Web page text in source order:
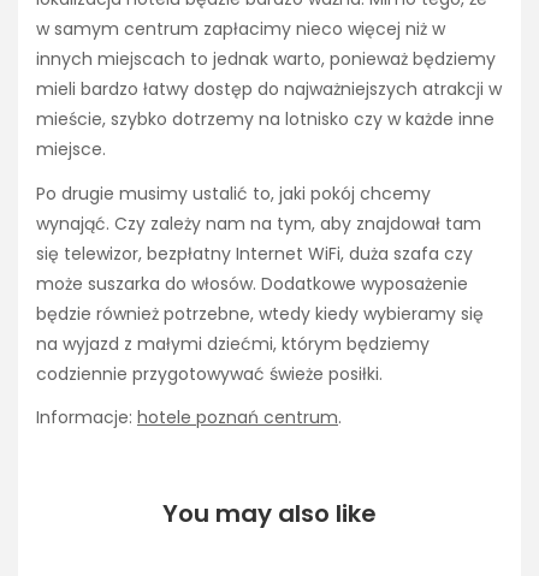
w samym centrum zapłacimy nieco więcej niż w
innych miejscach to jednak warto, ponieważ będziemy
mieli bardzo łatwy dostęp do najważniejszych atrakcji w
mieście, szybko dotrzemy na lotnisko czy w każde inne
miejsce.
Po drugie musimy ustalić to, jaki pokój chcemy
wynająć. Czy zależy nam na tym, aby znajdował tam
się telewizor, bezpłatny Internet WiFi, duża szafa czy
może suszarka do włosów. Dodatkowe wyposażenie
będzie również potrzebne, wtedy kiedy wybieramy się
na wyjazd z małymi dziećmi, którym będziemy
codziennie przygotowywać świeże posiłki.
Informacje: hotele poznań centrum.
You may also like